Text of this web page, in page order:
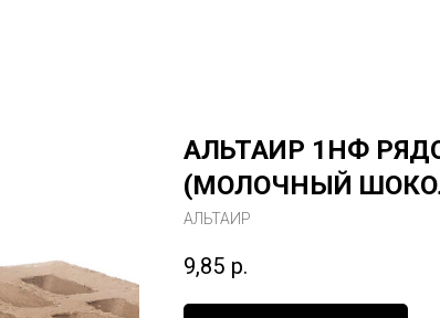
АЛЬТАИР 1НФ
(МОЛОЧНЫЙ
АЛЬТАИР
9,85 р.